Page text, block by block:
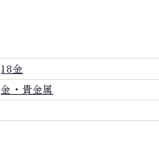
18金
金・貴金属